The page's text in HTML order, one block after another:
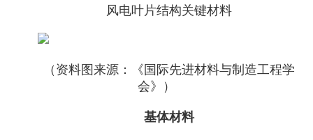
风电叶片结构关键材料
（资料图来源：《国际先进材料与制造工程学
会》）
基体材料